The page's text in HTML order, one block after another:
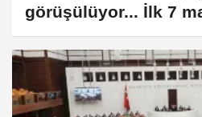
görüşülüyor... İlk 7
edildi